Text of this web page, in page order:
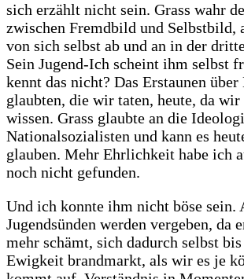
sich erzählt nicht sein. Grass wahr
zwischen Fremdbild und Selbstbild,
von sich selbst ab und an in der
Sein Jugend-Ich scheint ihm selbst
kennt das nicht? Das Erstaunen
glaubten, die wir taten, heute, da wir
wissen. Grass glaubte an die
Nationalsozialisten und kann es
glauben. Mehr Ehrlichkeit habe ich
noch nicht gefunden.
Und ich konnte ihm nicht böse sein.
Jugendsünden werden vergeben, da
mehr schämt, sich dadurch selbst
Ewigkeit brandmarkt, als wir es je